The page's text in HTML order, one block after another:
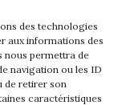
des technologies
aux informations des
nous permettra de
navigation ou les ID
de retirer son
caractéristiques